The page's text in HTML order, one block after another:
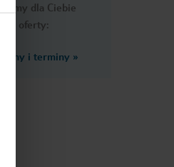
dla Ciebie
oferty:
ceny i terminy »